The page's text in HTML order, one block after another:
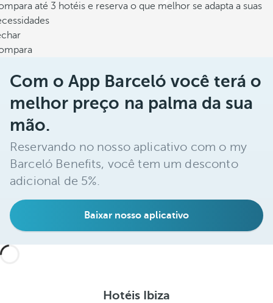
até 3 hotéis e reserva o que melhor se adapta a suas
Com o App Barceló você terá o
melhor preço na palma da sua
mão.
Reservando no nosso aplicativo com o my
Barceló Benefits, você tem um desconto
adicional de 5%.
Baixar nosso aplicativo
Hotéis Ibiza